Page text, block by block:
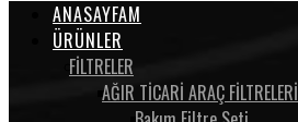
ANASAYFAM
ÜRÜNLER
FİLTRELER
AĞIR TİCARİ ARAÇ FİLTRELERİ